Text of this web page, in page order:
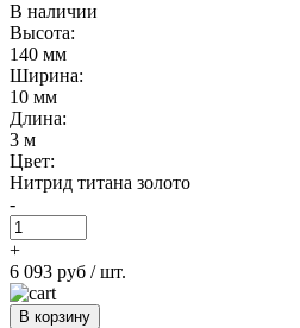
В наличии
Высота:
140 мм
Ширина:
10 мм
Длина:
3 м
Цвет:
Нитрид титана золото
-
+
6 093 руб / шт.
В корзину